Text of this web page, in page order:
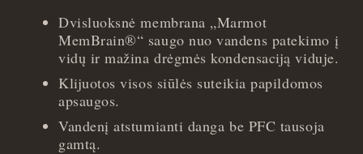
Dvisluoksnė membrana „Marmot
MemBrain®“ saugo nuo vandens patekimo į
vidų ir mažina drėgmės kondensaciją viduje.
Klijuotos visos siūlės suteikia papildomos
apsaugos.
Vandenį atstumianti danga be PFC tausoja
gamtą.